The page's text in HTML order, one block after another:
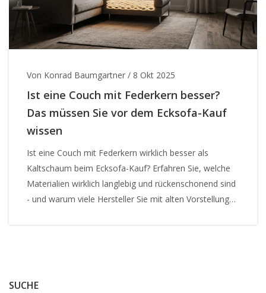
SUCHE
Von Konrad Baumgartner / 8 Okt 2025
Ist eine Couch mit Federkern besser?
Das müssen Sie vor dem Ecksofa-Kauf
wissen
Ist eine Couch mit Federkern wirklich besser als
Kaltschaum beim Ecksofa-Kauf? Erfahren Sie, welche
Materialien wirklich langlebig und rückenschonend sind
- und warum viele Hersteller Sie mit alten Vorstellungen